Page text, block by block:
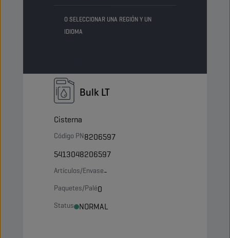
O SELECCIONAR UNA REGIÓN Y UN
IDIOMA
Artículos/Envase-
Bulk LT
Cisterna
Código PN8206597
5413048206597
Artículos/Envase-
Paquetes/Palé0
Status NORMAL